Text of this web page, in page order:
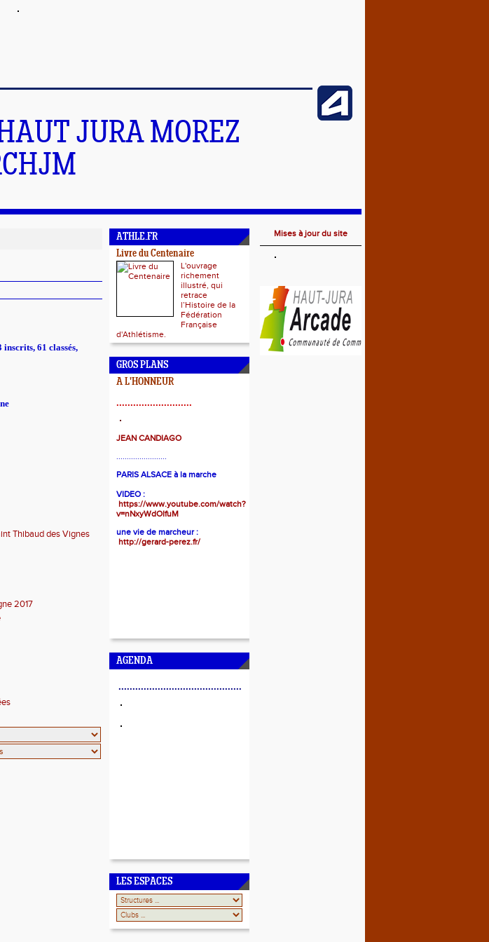
JURA MOREZ
61 classés,
Thibaud des Vignes
2017
ATHLE.FR
Livre du Centenaire
L'ouvrage
richement
illustré, qui
retrace
l’Histoire de la
Fédération
Française
d'Athlétisme.
GROS PLANS
A L'HONNEUR
...........................
JEAN CANDIAGO
........................
PARIS ALSACE à la marche
VIDEO :
https://www.youtube.com/watch?
v=nNxyWdOIfuM
une vie de marcheur :
http://gerard-perez.fr/
AGENDA
............................................
LES ESPACES
Mises à jour du site